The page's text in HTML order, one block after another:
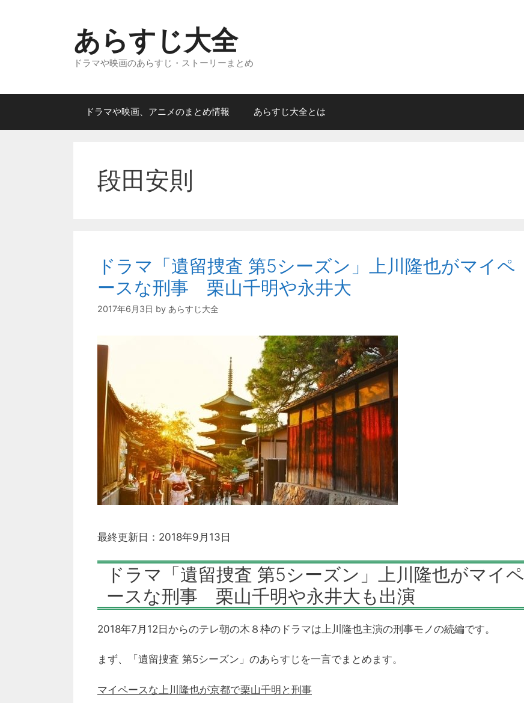
ス
ッ
あらすじ大全
ドラマや映画のあらすじ・ストーリーまとめ
ドラマや映画、アニメのまとめ情報 あらすじ大全とは
段田安則
ドラマ「遺留捜査 第5シーズン」上川隆也がマイペ
ースな刑事 栗山千明や永井大
2017年6月3日 by あらすじ大全
最終更新日：2018年9月13日
ドラマ「遺留捜査 第5シーズン」上川隆也がマイペ
ースな刑事 栗山千明や永井大も出演
2018年7月12日からのテレ朝の木８枠のドラマは上川隆也主演の刑事モノの続編です。
まず、「遺留捜査 第5シーズン」のあらすじを一言でまとめます。
マイペースな上川隆也が京都で栗山千明と刑事